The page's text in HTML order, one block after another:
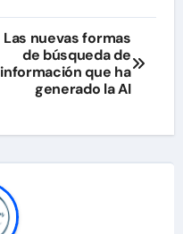
Las nuevas formas
de búsqueda de
información que ha
generado la AI